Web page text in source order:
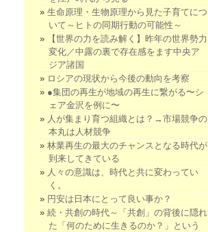
生命原理・生物原理から見た子育てにつ
いて～ヒトの同期行動の可能性～
【世界の力を読み解く】昨年の世界勢力
変化／中露の裏で存在感をます中央ア
ジア諸国
ロシアの現状から今後の動向を考察
●集団の再生が地域の再生に繋がる〜シ
ェア金沢を例に〜
人が集まり育つ組織とは？→市場競争の
本丸は人材競争
林業再生の最大のチャンスとなる時代が
到来してきている
人々の意識は、時代と共に変わってい
く。
円安は日本にとって良い事か？
続・共創の時代～「共創」の背後に隠れ
た「何のために生きるのか？」という